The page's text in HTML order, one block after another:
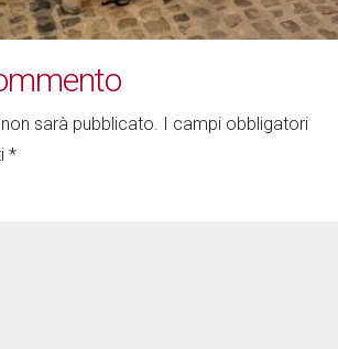
sarà pubblicato. I campi obbligatori
*